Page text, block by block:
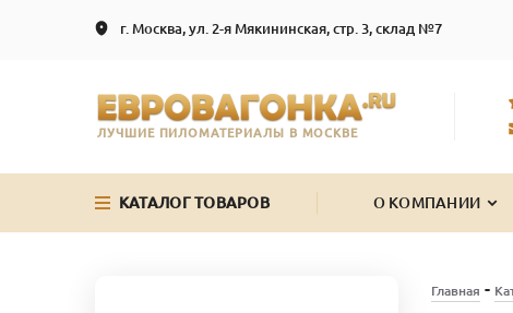
г. Москва, ул. 2-я Мякининская, стр. 3, склад №7
ЛУЧШИЕ ПИЛОМАТЕРИАЛЫ В МОСКВЕ
КАТАЛОГ ТОВАРОВ О КОМПАНИИ
Главная -